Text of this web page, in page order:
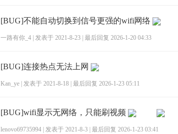
[BUG]不能自动切换到信号更强的wifi网络
一路有你_4 发表于 2021-8-23 最后回复 2026-1-20 04:33
[BUG]连接热点无法上网
Kan_ye 发表于 2021-8-18 最后回复 2026-1-23 05:11
[BUG]wifi显示无网络，只能刷视频
lenovo69735994 发表于 2021-8-3 最后回复 2026-1-23 03:41